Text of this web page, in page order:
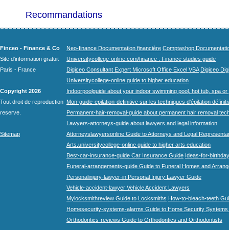
Recommandations
Finceo - Finance & Co
Site d'information gratuit
Paris - France
Copyright 2026
Tout droit de reproduction
reserve.
Sitemap
Neo-finance Documentation financière Comptashop
Universitycollege-online.com/finance : Finance studies guide
Digiceo Consultant Expert Microsoft Office Excel VBA Digiceo
Universitycollege-online guide to higher education
Indoorpoolguide about your indoor swimming pool, hot tub, spa
Mon-guide-epilation-definitive sur les techniques d'épilation
Permanent-hair-removal-guide about permanent hair removal
Lawyers-attorneys-guide about lawyers and legal information
Attorneyslawyersonline Guide to Attorneys and Legal
Arts.universitycollege-online guide to higher arts education
Best-car-insurance-guide Car Insurance Guide Ideas-for-
Funeral-arrangements-guide Guide to Funeral Homes and
Personalinjury-lawyer-in Personal Injury Lawyer Guide
Vehicle-accident-lawyer Vehicle Accident Lawyers
Mylocksmithreview Guide to Locksmiths How-to-bleach-teeth
Homesecurity-systems-alarms Guide to Home Security Systems
Orthodontics-reviews Guide to Orthodontics and Orthodontists